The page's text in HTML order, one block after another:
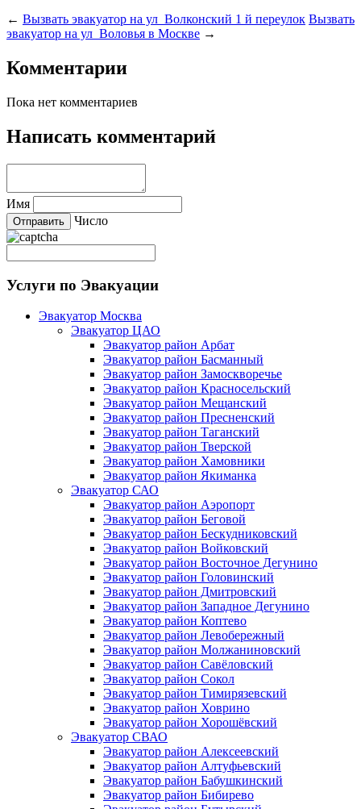
← Вызвать эвакуатор на ул Волконский 1 й переулок Вызвать
эвакуатор на ул Воловья в Москве →
Комментарии
Пока нет комментариев
Написать комментарий
Имя
Число
Услуги по Эвакуации
Эвакуатор Москва
Эвакуатор ЦАО
Эвакуатор район Арбат
Эвакуатор район Басманный
Эвакуатор район Замоскворечье
Эвакуатор район Красносельский
Эвакуатор район Мещанский
Эвакуатор район Пресненский
Эвакуатор район Таганский
Эвакуатор район Тверской
Эвакуатор район Хамовники
Эвакуатор район Якиманка
Эвакуатор САО
Эвакуатор район Аэропорт
Эвакуатор район Беговой
Эвакуатор район Бескудниковский
Эвакуатор район Войковский
Эвакуатор район Восточное Дегунино
Эвакуатор район Головинский
Эвакуатор район Дмитровский
Эвакуатор район Западное Дегунино
Эвакуатор район Коптево
Эвакуатор район Левобережный
Эвакуатор район Молжаниновский
Эвакуатор район Савёловский
Эвакуатор район Сокол
Эвакуатор район Тимирязевский
Эвакуатор район Ховрино
Эвакуатор район Хорошёвский
Эвакуатор СВАО
Эвакуатор район Алексеевский
Эвакуатор район Алтуфьевский
Эвакуатор район Бабушкинский
Эвакуатор район Бибирево